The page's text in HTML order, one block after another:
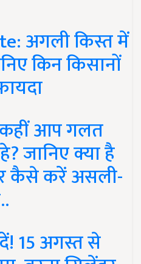
अगली किस्त में
किन किसानों
कहीं आप गलत
जानिए क्या है
कैसे करें असली-
दें! 15 अगस्त से